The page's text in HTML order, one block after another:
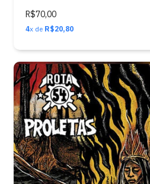
R$70,00
4x de R$20,80